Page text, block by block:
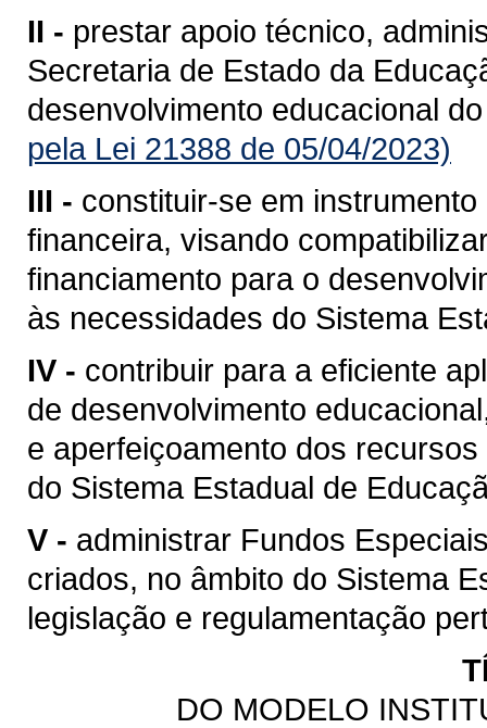
II - prestar apoio técnico,
Secretaria de Estado da
desenvolvimento educacional
pela Lei 21388 de 05/04/2023)
III - constituir-se em
financeira, visando
financiamento para o
às necessidades do Sistema
IV - contribuir para a eficiente
de desenvolvimento
e aperfeiçoamento dos
do Sistema Estadual de
V - administrar Fundos
criados, no âmbito do Sistema
legislação e regulamentação
DO MODELO